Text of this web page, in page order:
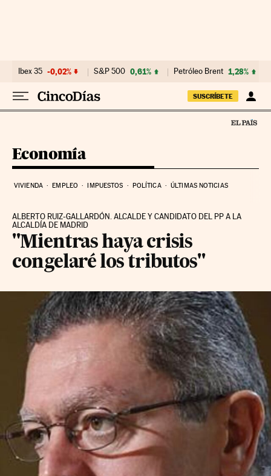
Ibex 35 -0,02% S&P 500 0,61% Petróleo Brent 1,28%
SUSCRÍBETE
Economía
VIVIENDA EMPLEO IMPUESTOS POLÍTICA ÚLTIMAS NOTICIAS
ALBERTO RUIZ-GALLARDÓN. ALCALDE Y CANDIDATO DEL PP A LA
ALCALDÍA DE MADRID
"Mientras haya crisis
congelaré los tributos"